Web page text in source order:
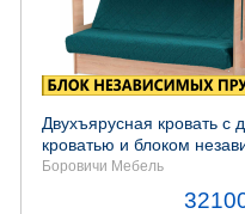
Двухъярусная кровать с
кроватью и блоком
пружин
Боровичи Мебель